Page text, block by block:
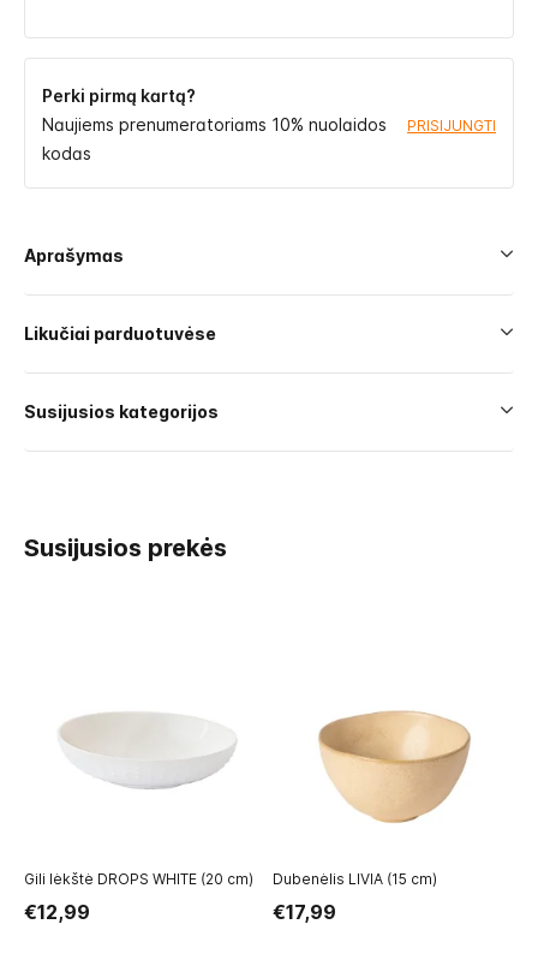
Perki pirmą kartą?
Naujiems prenumeratoriams 10% nuolaidos
kodas
PRISIJUNGTI
Aprašymas
Likučiai parduotuvėse
Susijusios kategorijos
Susijusios prekės
Gili lėkštė DROPS WHITE (20 cm)
€12,99
Dubenėlis LIVIA (15 cm)
€17,99